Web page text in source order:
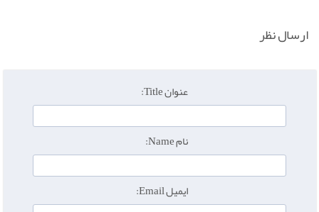
ارسال نظر
عنوان Title:
نام Name:
ایمیل Email: